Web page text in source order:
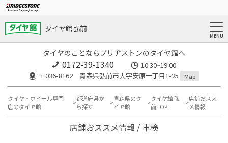
タイヤ館 弘前
タイヤのことならブリヂストンのタイヤ館へ
0172-39-1340
10:30~19:00
〒036-8162 青森県弘前市大字安原一丁目1-25
Map
タイヤ・ホイール専門
店のタイヤ館
都道府県か
ら探す
青森県のタ
イヤ館
タイヤ館 弘
前TOP
店舗おスス
メ情報
店舗おススメ情報 / 車検